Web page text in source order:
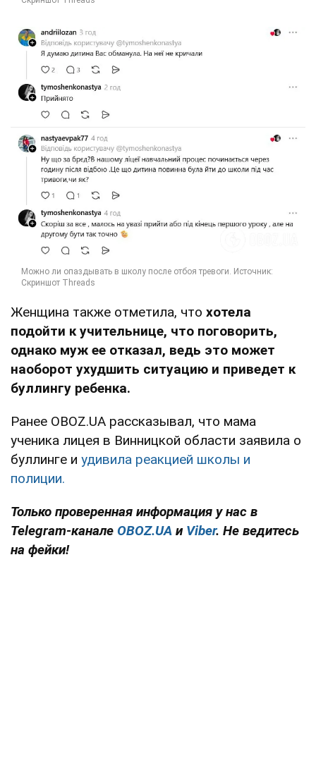
Женщина также отметила, что хотела
подойти к учительнице, что поговорить,
однако муж ее отказал, ведь это может
наоборот ухудшить ситуацию и приведет к
буллингу ребенка.
Ранее OBOZ.UA рассказывал, что мама
ученика лицея в Винницкой области заявила о
буллинге и удивила реакцией школы и
полиции.
Только проверенная информация у нас в
Telegram-канале OBOZ.UA и Viber. Не ведитесь
на фейки!